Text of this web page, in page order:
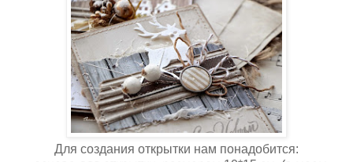
Для создания открытки нам понадобится: